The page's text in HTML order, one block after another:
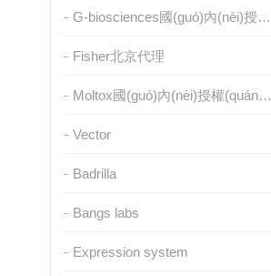
G-biosciences國(guó)內(nèi)授權(quán)代理
Fisher北京代理
Moltox國(guó)內(nèi)授權(quán)代理
Vector
Badrilla
Bangs labs
Expression system